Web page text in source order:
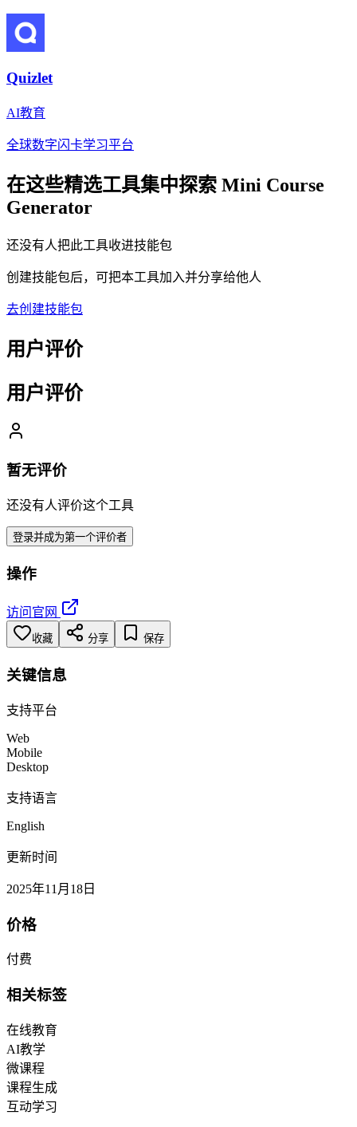
Quizlet
AI教育
全球数字闪卡学习平台
在这些精选工具集中探索 Mini Course
Generator
还没有人把此工具收进技能包
创建技能包后，可把本工具加入并分享给他人
去创建技能包
用户评价
用户评价
暂无评价
还没有人评价这个工具
登录并成为第一个评价者
操作
访问官网
收藏 分享 保存
关键信息
支持平台
Web
Mobile
Desktop
支持语言
English
更新时间
2025年11月18日
价格
付费
相关标签
在线教育
AI教学
微课程
课程生成
互动学习